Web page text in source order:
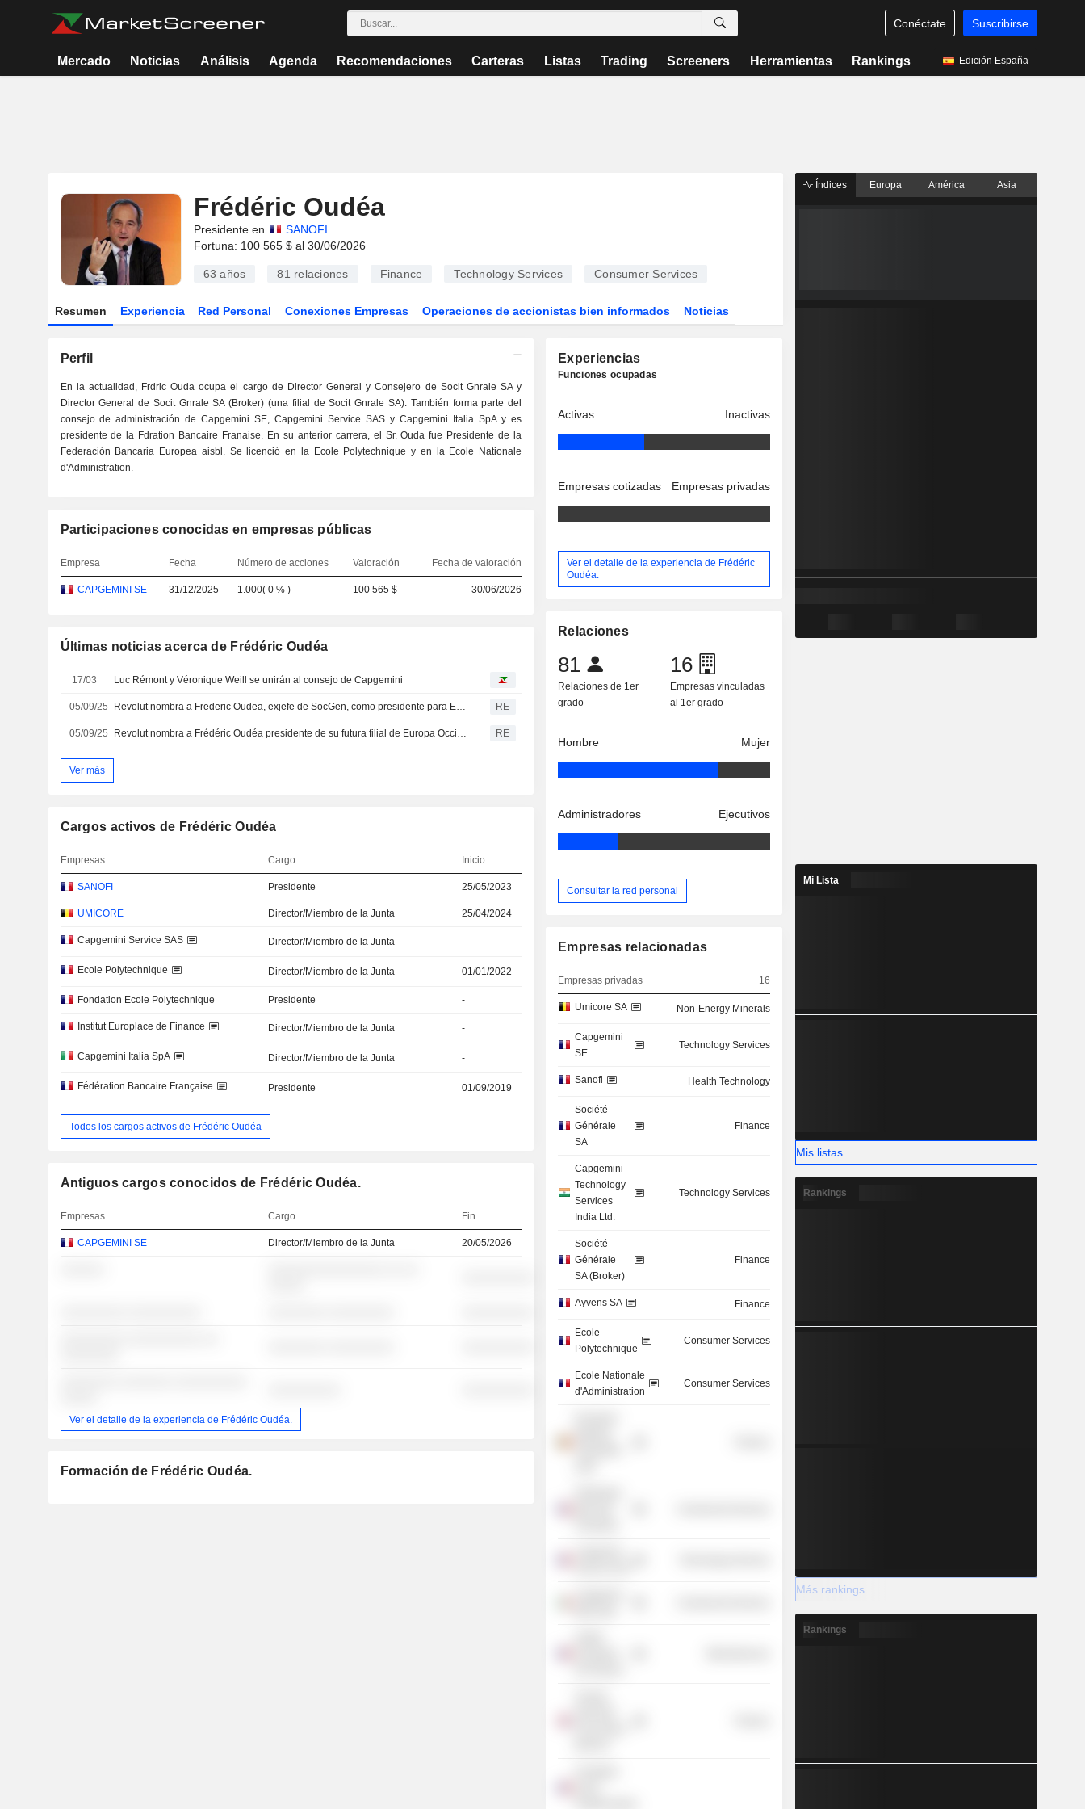
Conéctate Suscribirse
Mercado Noticias Análisis Agenda Recomendaciones Carteras Listas Trading Screeners Herramientas Rankings Edición España
Frédéric Oudéa
Presidente en SANOFI
Fortuna: 100 565 $ al 30/06/2026
63 años 81 relaciones Finance Technology Services Consumer Services
Resumen Experiencia Red Personal Conexiones Empresas Operaciones de accionistas bien informados Noticias
Perfil
En la actualidad, Frdric Ouda ocupa el cargo de Director General y Consejero de Socit Gnrale SA y
Director General de Socit Gnrale SA (Broker) (una filial de Socit Gnrale SA). También forma parte del
consejo de administración de Capgemini SE, Capgemini Service SAS y Capgemini Italia SpA y es
presidente de la Fdration Bancaire Franaise. En su anterior carrera, el Sr. Ouda fue Presidente de la
Federación Bancaria Europea aisbl. Se licenció en la Ecole Polytechnique y en la Ecole Nationale
d'Administration.
Participaciones conocidas en empresas públicas
Empresa Fecha Número de acciones Valoración Fecha de valoración
CAPGEMINI SE 31/12/2025 1.000(0 % ) 100 565 $ 30/06/2026
Últimas noticias acerca de Frédéric Oudéa
17/03 Luc Rémont y Véronique Weill se unirán al consejo de Capgemini
05/09/25 Revolut nombra a Frederic Oudea, exjefe de SocGen, como presidente para Europa Occidental RE
05/09/25 Revolut nombra a Frédéric Oudéa presidente de su futura filial de Europa Occidental RE
Ver más
Cargos activos de Frédéric Oudéa
Empresas Cargo Inicio
SANOFI Presidente 25/05/2023
UMICORE Director/Miembro de la Junta 25/04/2024
Capgemini Service SAS Director/Miembro de la Junta -
Ecole Polytechnique Director/Miembro de la Junta 01/01/2022
Fondation Ecole Polytechnique Presidente -
Institut Europlace de Finance Director/Miembro de la Junta -
Capgemini Italia SpA Director/Miembro de la Junta -
Fédération Bancaire Française Presidente 01/09/2019
Todos los cargos activos de Frédéric Oudéa
Antiguos cargos conocidos de Frédéric Oudéa.
Empresas Cargo Fin
CAPGEMINI SE Director/Miembro de la Junta 20/05/2026
Ver el detalle de la experiencia de Frédéric Oudéa.
Formación de Frédéric Oudéa.
Experiencias
Funciones ocupadas
Activas Inactivas
Empresas cotizadas Empresas privadas
Ver el detalle de la experiencia de Frédéric
Oudéa.
Relaciones
81
Relaciones de 1er
grado
16
Empresas vinculadas
al 1er grado
Hombre Mujer
Administradores Ejecutivos
Consultar la red personal
Empresas relacionadas
Empresas privadas 16
Umicore SA Non-Energy Minerals
Capgemini
SE
Technology Services
Sanofi Health Technology
Société
Générale
SA
Finance
Capgemini
Technology
Services
India Ltd.
Technology Services
Société
Générale
SA (Broker)
Finance
Ayvens SA Finance
Ecole
Polytechnique
Consumer Services
Ecole Nationale
d'Administration
Consumer Services
Índices Europa América Asia
Mi Lista
Mis listas
Rankings
Más rankings
Rankings